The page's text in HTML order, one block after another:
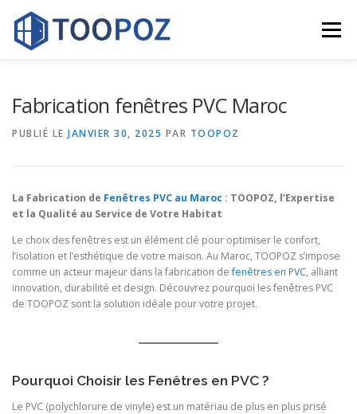
contenu
Menu
Fabrication fenêtres PVC Maroc
PUBLIÉ LE JANVIER 30, 2025 PAR TOOPOZ
La Fabrication de Fenêtres PVC au Maroc : TOOPOZ, l’Expertise
et la Qualité au Service de Votre Habitat
Le choix des fenêtres est un élément clé pour optimiser le confort,
l’isolation et l’esthétique de votre maison. Au Maroc, TOOPOZ s’impose
comme un acteur majeur dans la fabrication defenêtres en PVC, alliant
innovation, durabilité et design. Découvrez pourquoi les fenêtres PVC
de TOOPOZ sont la solution idéale pour votre projet.
Pourquoi Choisir les Fenêtres en PVC ?
Le PVC (polychlorure de vinyle) est un matériau de plus en plus prisé